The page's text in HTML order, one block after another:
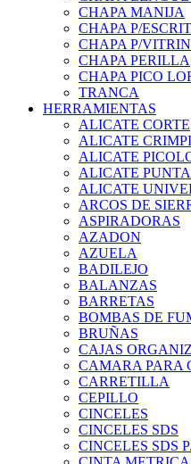
CHAPA MANIJA
CHAPA P/
CHAPA P/
CHAPA PERILLA
CHAPA PICO
TRANCA
HERRAMIENTAS
ALICATE CORTE
ALICATE
ALICATE
ALICATE PUNTA
ALICATE
ARCOS DE
ASPIRADORAS
AZADON
AZUELA
BADILEJO
BALANZAS
BARRETAS
BOMBAS DE
BRUÑAS
CAJAS
CAMARA PARA
CARRETILLA
CEPILLO
CINCELES
CINCELES SDS
CINCELES SDS